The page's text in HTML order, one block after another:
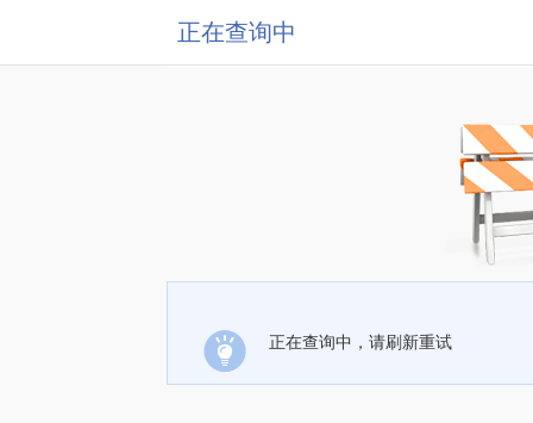
正在查询中
正在查询中，请刷新重试